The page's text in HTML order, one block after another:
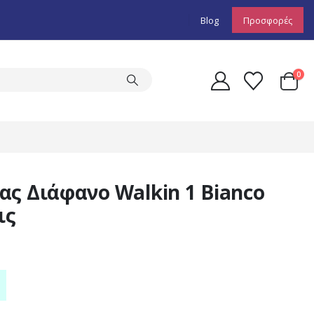
Blog Προσφορές
0
Διάφανο Walkin 1 Bianco